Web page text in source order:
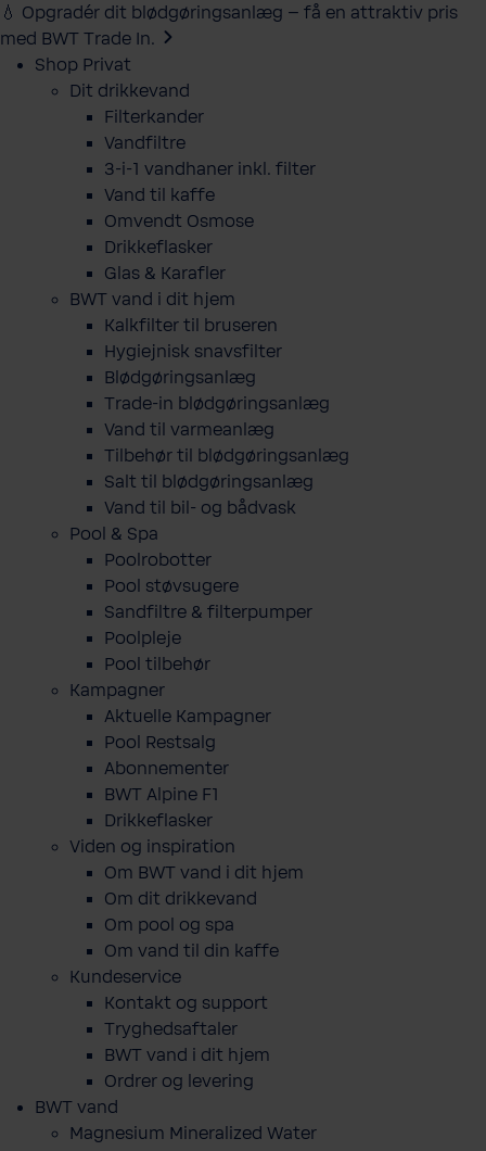
💧 Opgradér dit blødgøringsanlæg – få en attraktiv pris
med BWT Trade In.
Shop Privat
Dit drikkevand
Filterkander
Vandfiltre
3-i-1 vandhaner inkl. filter
Vand til kaffe
Omvendt Osmose
Drikkeflasker
Glas & Karafler
BWT vand i dit hjem
Kalkfilter til bruseren
Hygiejnisk snavsfilter
Blødgøringsanlæg
Trade-in blødgøringsanlæg
Vand til varmeanlæg
Tilbehør til blødgøringsanlæg
Salt til blødgøringsanlæg
Vand til bil- og bådvask
Pool & Spa
Poolrobotter
Pool støvsugere
Sandfiltre & filterpumper
Poolpleje
Pool tilbehør
Kampagner
Aktuelle Kampagner
Pool Restsalg
Abonnementer
BWT Alpine F1
Drikkeflasker
Viden og inspiration
Om BWT vand i dit hjem
Om dit drikkevand
Om pool og spa
Om vand til din kaffe
Kundeservice
Kontakt og support
Tryghedsaftaler
BWT vand i dit hjem
Ordrer og levering
BWT vand
Magnesium Mineralized Water